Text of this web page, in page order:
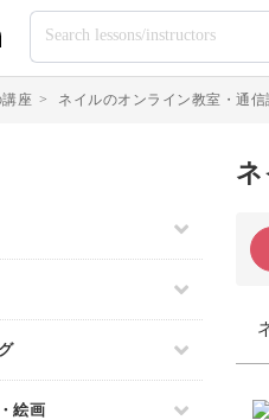
座 > ネイルのオンライン教室・通信
絵画